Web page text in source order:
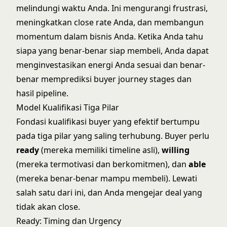
melindungi waktu Anda. Ini mengurangi frustrasi,
meningkatkan close rate Anda, dan membangun
momentum dalam bisnis Anda. Ketika Anda tahu
siapa yang benar-benar siap membeli, Anda dapat
menginvestasikan energi Anda sesuai dan benar-
benar memprediksi buyer journey stages dan
hasil pipeline.
Model Kualifikasi Tiga Pilar
Fondasi kualifikasi buyer yang efektif bertumpu
pada tiga pilar yang saling terhubung. Buyer perlu
ready(mereka memiliki timeline asli), willing
(mereka termotivasi dan berkomitmen), dan able
(mereka benar-benar mampu membeli). Lewati
salah satu dari ini, dan Anda mengejar deal yang
tidak akan close.
Ready: Timing dan Urgency